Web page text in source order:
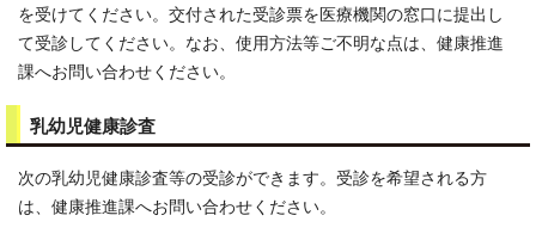
を受けてください。交付された受診票を医療機関の窓口に提出し
て受診してください。なお、使用方法等ご不明な点は、健康推進
課へお問い合わせください。
乳幼児健康診査
次の乳幼児健康診査等の受診ができます。受診を希望される方
は、健康推進課へお問い合わせください。